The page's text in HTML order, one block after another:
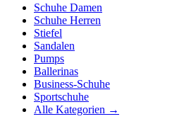
Schuhe Damen
Schuhe Herren
Stiefel
Sandalen
Pumps
Ballerinas
Business-Schuhe
Sportschuhe
Alle Kategorien →